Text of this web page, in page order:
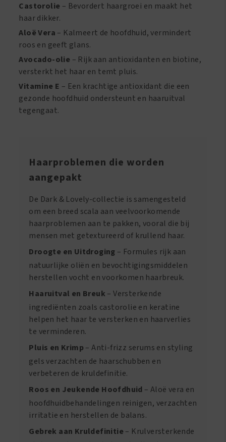
Castorolie – Bevordert haargroei en maakt het
haar dikker.
Aloë Vera – Kalmeert de hoofdhuid, vermindert
roos en geeft glans.
Avocado-olie – Rijk aan antioxidanten en biotine,
versterkt het haar en temt pluis.
Vitamine E – Een krachtige antioxidant die een
gezonde hoofdhuid ondersteunt en haaruitval
tegengaat.
Haarproblemen die worden
aangepakt
De Dark & Lovely-collectie is samengesteld
om een breed scala aan veelvoorkomende
haarproblemen aan te pakken, vooral die bij
mensen met getextureerd of krullend haar.
Droogte en Uitdroging – Formules rijk aan
natuurlijke oliën en bevochtigingsmiddelen
herstellen vocht en voorkomen haarbreuk.
Haaruitval en Breuk – Versterkende
ingrediënten zoals castorolie en keratine
helpen het haar te versterken en haarverlies
te verminderen.
Pluis en Krimp – Anti-frizz serums en styling
gels verzachten de haarschubben en
verbeteren de kruldefinitie.
Roos en Jeukende Hoofdhuid – Aloë vera en
hoofdhuidbehandelingen reinigen, verzachten
irritatie en herstellen de balans.
Gebrek aan Kruldefinitie – Krulversterkende